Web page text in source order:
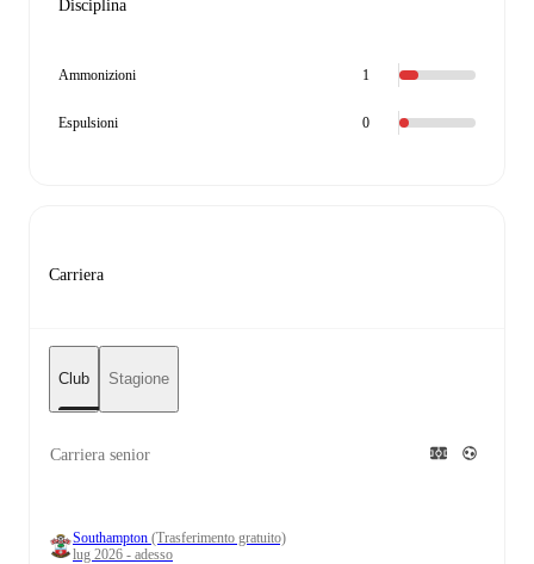
Disciplina
Ammonizioni 1
Espulsioni 0
Carriera
Club Stagione
Carriera senior
Southampton (Trasferimento gratuito)
lug 2026 - adesso